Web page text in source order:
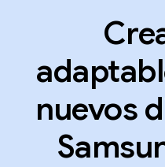
nuevos